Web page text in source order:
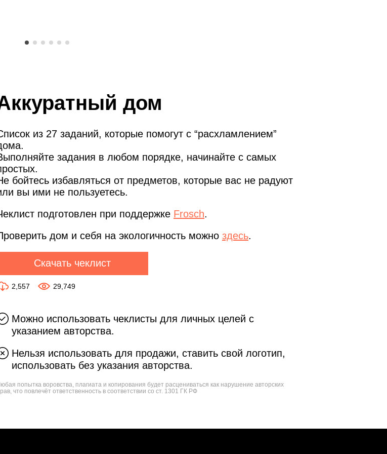
дом
из 27 заданий, которые помогут с “расхламлением”
задания в любом порядке, начинайте с самых
бойтесь избавляться от предметов, которые вас не радуют
вы ими не пользуетесь.
подготовлен при поддержке Frosch.
дом и себя на экологичность можно здесь.
Скачать чеклист
2,557 29,749
Можно использовать чеклисты для личных целей с
указанием авторства.
Нельзя использовать для продажи, ставить свой логотип,
использовать без указания авторства.
попытка воровства, плагиата и копирования будет расцениваться как нарушение авторских
что повлечёт ответственность в соответствии со ст. 1301 ГК РФ